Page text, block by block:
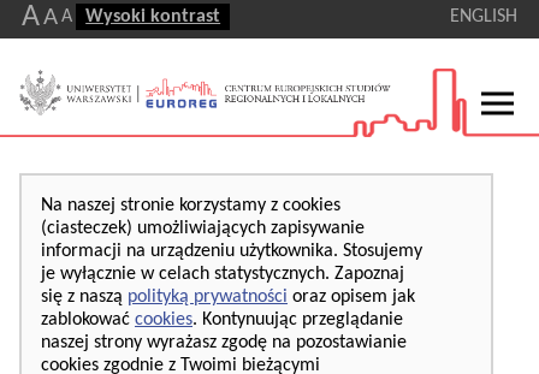
AA A Wysoki kontrast ENGLISH
Na naszej stronie korzystamy z cookies
(ciasteczek) umożliwiających zapisywanie
informacji na urządzeniu użytkownika. Stosujemy
je wyłącznie w celach statystycznych. Zapoznaj
się z naszą polityką prywatności oraz opisem jak
zablokować cookies. Kontynuując przeglądanie
naszej strony wyrażasz zgodę na pozostawianie
cookies zgodnie z Twoimi bieżącymi